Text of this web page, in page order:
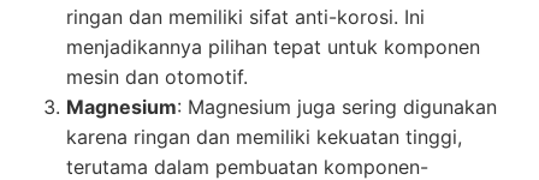
ringan dan memiliki sifat anti-korosi. Ini
menjadikannya pilihan tepat untuk komponen
mesin dan otomotif.
Magnesium: Magnesium juga sering digunakan
karena ringan dan memiliki kekuatan tinggi,
terutama dalam pembuatan komponen-